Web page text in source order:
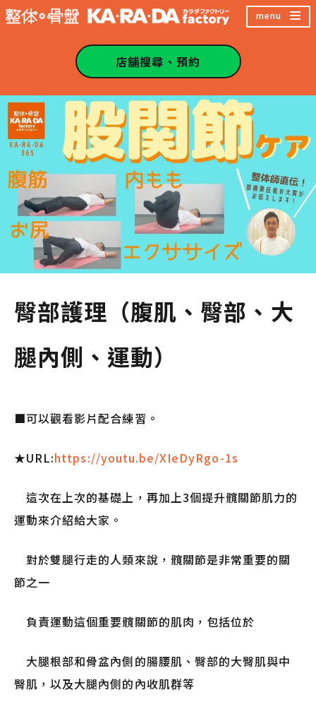
跳
容
區
menu
店舖搜尋、預約
臀部護理（腹肌、臀部、大
腿內側、運動）
■可以觀看影片配合練習。
★URL:https://youtu.be/XIeDyRgo-1s
這次在上次的基礎上，再加上3個提升髖關節肌力的
運動來介紹給大家。
對於雙腿行走的人類來說，髖關節是非常重要的關
節之一
負責運動這個重要髖關節的肌肉，包括位於
大腿根部和骨盆內側的腸腰肌、臀部的大臀肌與中
臀肌，以及大腿內側的內收肌群等